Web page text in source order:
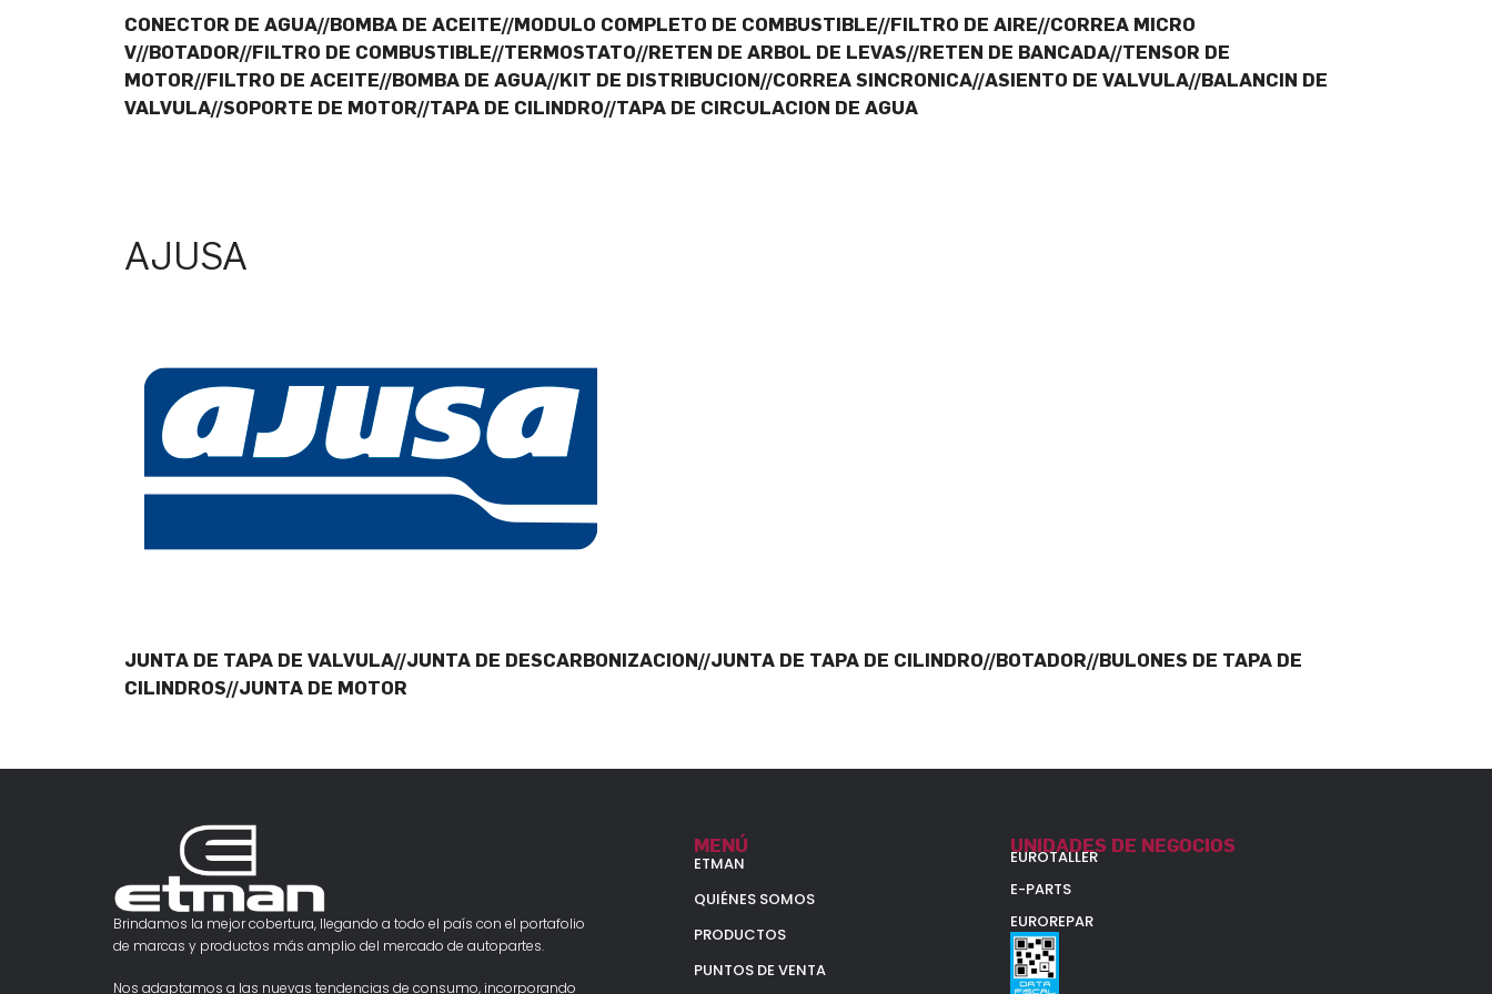
CONECTOR DE AGUA//BOMBA DE ACEITE//MODULO COMPLETO DE COMBUSTIBLE//FILTRO DE AIRE//CORREA MICRO
V//BOTADOR//FILTRO DE COMBUSTIBLE//TERMOSTATO//RETEN DE ARBOL DE LEVAS//RETEN DE BANCADA//TENSOR DE
MOTOR//FILTRO DE ACEITE//BOMBA DE AGUA//KIT DE DISTRIBUCION//CORREA SINCRONICA//ASIENTO DE VALVULA//BALANCIN DE
VALVULA//SOPORTE DE MOTOR//TAPA DE CILINDRO//TAPA DE CIRCULACION DE AGUA
AJUSA
JUNTA DE TAPA DE VALVULA//JUNTA DE DESCARBONIZACION//JUNTA DE TAPA DE CILINDRO//BOTADOR//BULONES DE TAPA DE
CILINDROS//JUNTA DE MOTOR
Brindamos la mejor cobertura, llegando a todo el país con el portafolio
de marcas y productos más amplio del mercado de autopartes.
Nos adaptamos a las nuevas tendencias de consumo, incorporando
MENÚ
ETMAN
QUIÉNES SOMOS
PRODUCTOS
PUNTOS DE VENTA
UNIDADES DE NEGOCIOS
EUROTALLER
E-PARTS
EUROREPAR